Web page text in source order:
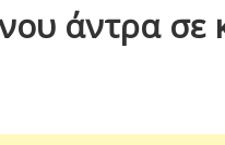
άντρα σε